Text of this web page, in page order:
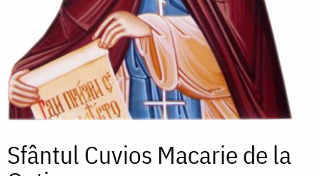
Sfântul Cuvios Macarie de la